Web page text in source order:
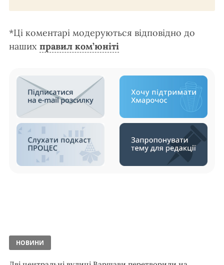
*Ці коментарі модеруються відповідно до
наших правил ком’юніті
НОВИНИ